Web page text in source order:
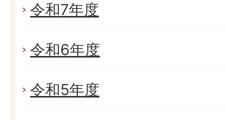
令和7年度
令和6年度
令和5年度